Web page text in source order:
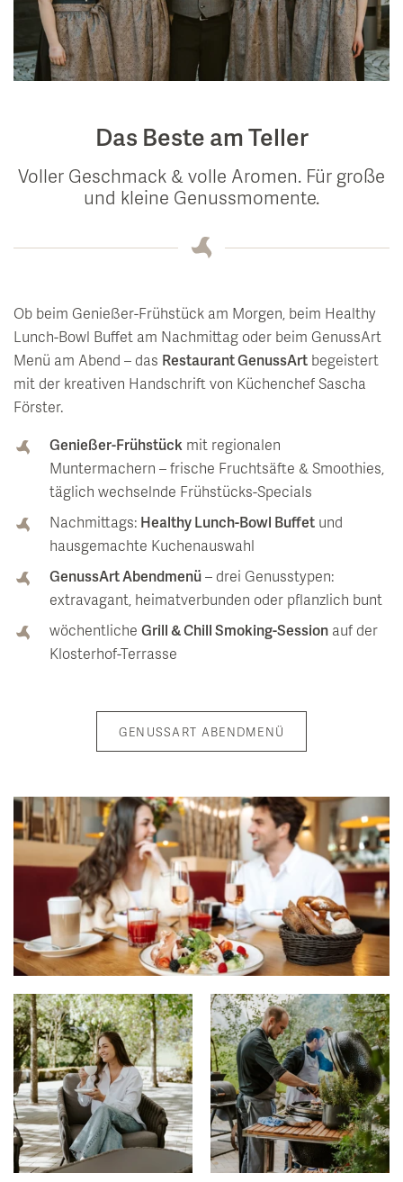
Das Beste am Teller
Voller Geschmack & volle Aromen. Für große
und kleine Genussmomente.
Ob beim Genießer-Frühstück am Morgen, beim Healthy
Lunch-Bowl Buffet am Nachmittag oder beim GenussArt
Menü am Abend – das Restaurant GenussArt begeistert
mit der kreativen Handschrift von Küchenchef Sascha
Förster.
Genießer-Frühstück mit regionalen
Muntermachern – frische Fruchtsäfte & Smoothies,
täglich wechselnde Frühstücks-Specials
Nachmittags: Healthy Lunch-Bowl Buffet und
hausgemachte Kuchenauswahl
GenussArt Abendmenü – drei Genusstypen:
extravagant, heimatverbunden oder pflanzlich bunt
wöchentliche Grill & Chill Smoking-Session auf der
Klosterhof-Terrasse
GENUSSART ABENDMENÜ